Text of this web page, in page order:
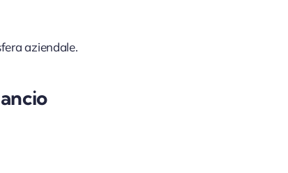
aziendale.